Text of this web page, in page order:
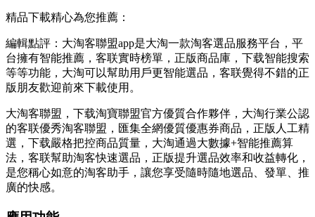
精品下載精心為您推薦：
編輯點評：大淘客聯盟app是大淘一款淘客選品服務平台，平
台擁有智能推薦，客联實時榜單，正版商品庫，下载智能搜索
等等功能，大淘可以幫助用戶更智能選品，客联覺得不錯的正
版朋友歡迎前來下載使用。
大淘客聯盟，下载淘寶聯盟官方優質合作夥伴，大淘行業公認
的客联優秀淘客聯盟，匯集全網優質優惠券商品，正版 人工精
選，下载嚴格把控商品質量，大淘通過大數據+智能推薦算
法，客联幫助淘客快速選品，正版提升選品效率和收益轉化，
是您稱心如意的淘客助手，讓您享受隨時隨地選品、發單、推
廣的快感。